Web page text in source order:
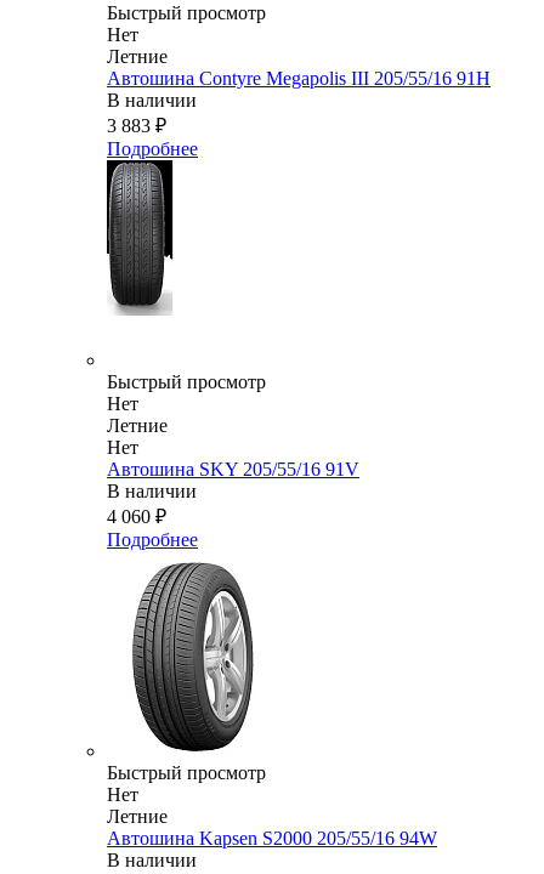
Быстрый просмотр
Нет
Летние
Автошина Contyre Megapolis III 205/55/16 91H
В наличии
3 883 ₽
Подробнее
Быстрый просмотр
Нет
Летние
Нет
Автошина SKY 205/55/16 91V
В наличии
4 060 ₽
Подробнее
Быстрый просмотр
Нет
Летние
Автошина Kapsen S2000 205/55/16 94W
В наличии